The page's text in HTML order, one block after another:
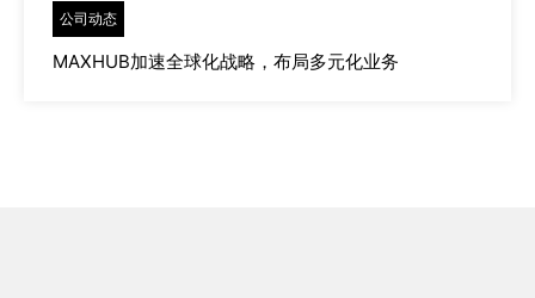
公司动态
MAXHUB加速全球化战略，布局多元化业务